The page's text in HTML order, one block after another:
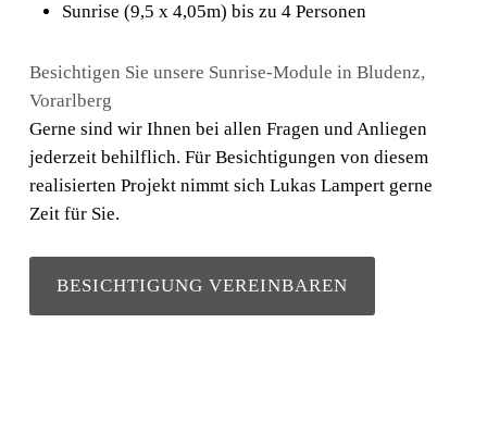
Sunrise (9,5 x 4,05m) bis zu 4 Personen
Besichtigen Sie unsere Sunrise-Module in Bludenz,
Vorarlberg
Gerne sind wir Ihnen bei allen Fragen und Anliegen
jederzeit behilflich. Für Besichtigungen von diesem
realisierten Projekt nimmt sich Lukas Lampert gerne
Zeit für Sie.
BESICHTIGUNG VEREINBAREN